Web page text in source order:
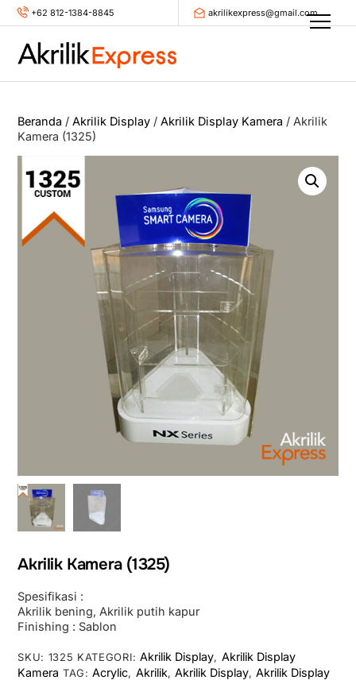
Skip
+62 812-1384-8845 akrilikexpress@gmail.com
Beranda /Akrilik Display /Akrilik Display Kamera / Akrilik
Kamera (1325)
Akrilik Kamera (1325)
Spesifikasi :
Akrilik bening, Akrilik putih kapur
Finishing : Sablon
SKU: 1325 KATEGORI:Akrilik Display, Akrilik Display
Kamera TAG:Acrylic, Akrilik, Akrilik Display,Akrilik Display